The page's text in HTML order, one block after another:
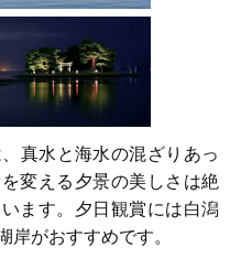
真水と海水の混ざりあっ
変える夕景の美しさは絶
ます。夕日観賞には白潟
岸がおすすめです。